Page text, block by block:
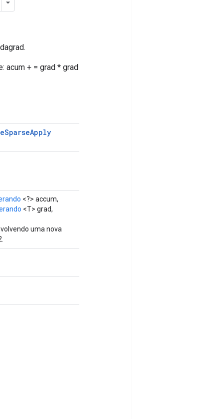
acum + = grad * grad
SparseApply
<?> accum,
<T> grad,
uma nova